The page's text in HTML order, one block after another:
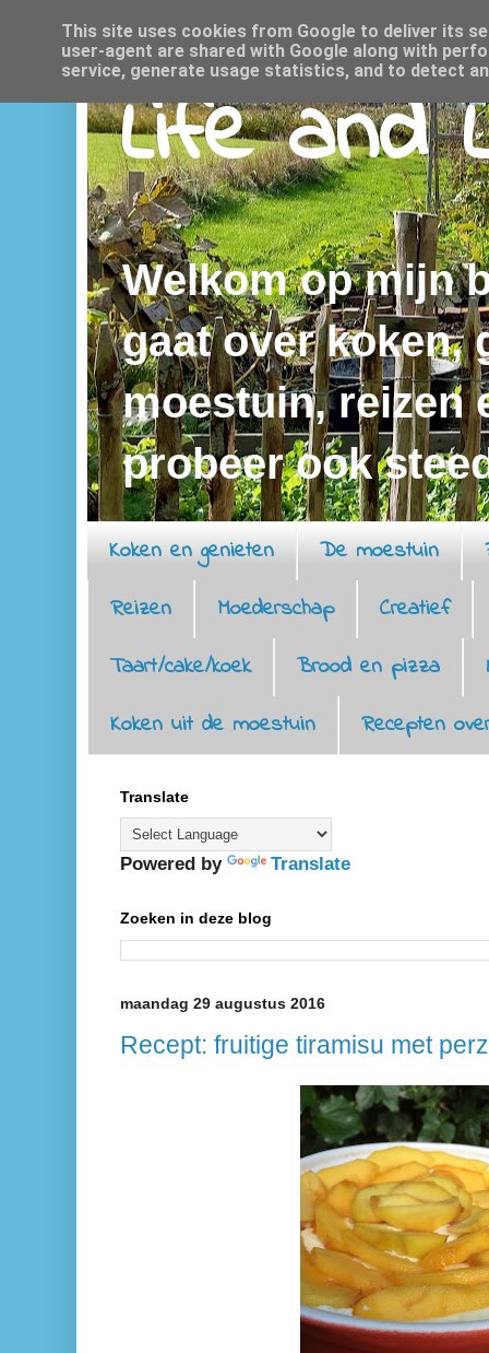
Life and
Welkom op mijn
gaat over koken,
moestuin, reizen
probeer ook
Koken en genieten De moestuin
Reizen
Moederschap
Creatief
Taart/cake/koek
Brood en pizza
Koken uit de moestuin
Recepten
Translate
Powered by Translate
Zoeken in deze blog
maandag 29 augustus 2016
Recept: fruitige tiramisu met
This site uses cookies from Google to deliver its
user-agent are shared with Google along with
service, generate usage statistics, and to detect